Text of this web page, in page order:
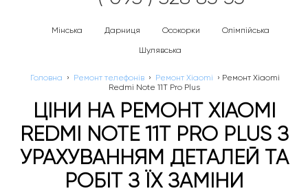
Мінська Дарниця Осокорки Олімпійська
Шулявська
Головна › Ремонт телефонів › Ремонт Xiaomi › Ремонт Xiaomi
Redmi Note 11T Pro Plus
ЦІНИ НА РЕМОНТ XIAOMI
REDMI NOTE 11T PRO PLUS З
УРАХУВАННЯМ ДЕТАЛЕЙ ТА
РОБІТ З ЇХ ЗАМІНИ